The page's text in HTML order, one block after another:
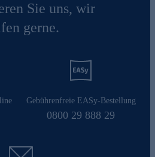
Sie uns, wir
gerne.
Gebührenfreie EASy-Bestellung
0800 29 888 29